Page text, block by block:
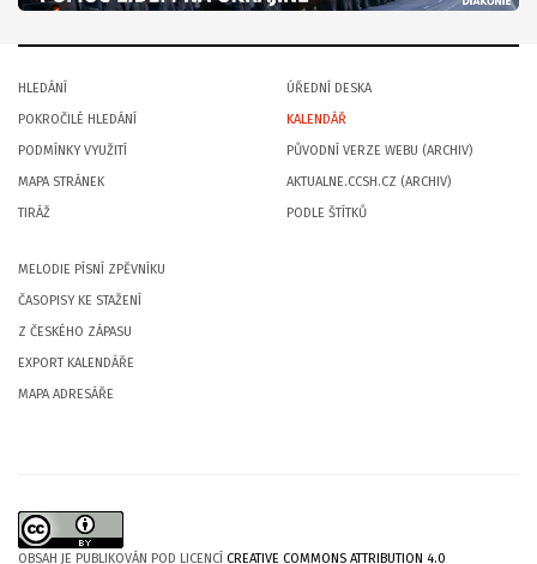
HLEDÁNÍ
POKROČILÉ HLEDÁNÍ
PODMÍNKY VYUŽITÍ
MAPA STRÁNEK
TIRÁŽ
ÚŘEDNÍ DESKA
KALENDÁŘ
PŮVODNÍ VERZE WEBU (ARCHIV)
AKTUALNE.CCSH.CZ (ARCHIV)
PODLE ŠTÍTKŮ
MELODIE PÍSNÍ ZPĚVNÍKU
ČASOPISY KE STAŽENÍ
Z ČESKÉHO ZÁPASU
EXPORT KALENDÁŘE
MAPA ADRESÁŘE
OBSAH JE PUBLIKOVÁN POD LICENCÍ CREATIVE COMMONS ATTRIBUTION 4.0